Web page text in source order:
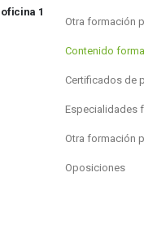
oficina 1
Otra formación
Contenido
Certificados de
Especialidades
Otra formación
Oposiciones